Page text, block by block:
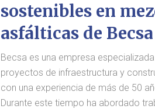
sostenibles en
asfálticas de Becsa
Becsa es una empresa
proyectos de infraestructura y
con una experiencia de más de 50
Durante este tiempo ha abordado